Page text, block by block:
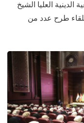
العليا الشيخ
طرح عدد من